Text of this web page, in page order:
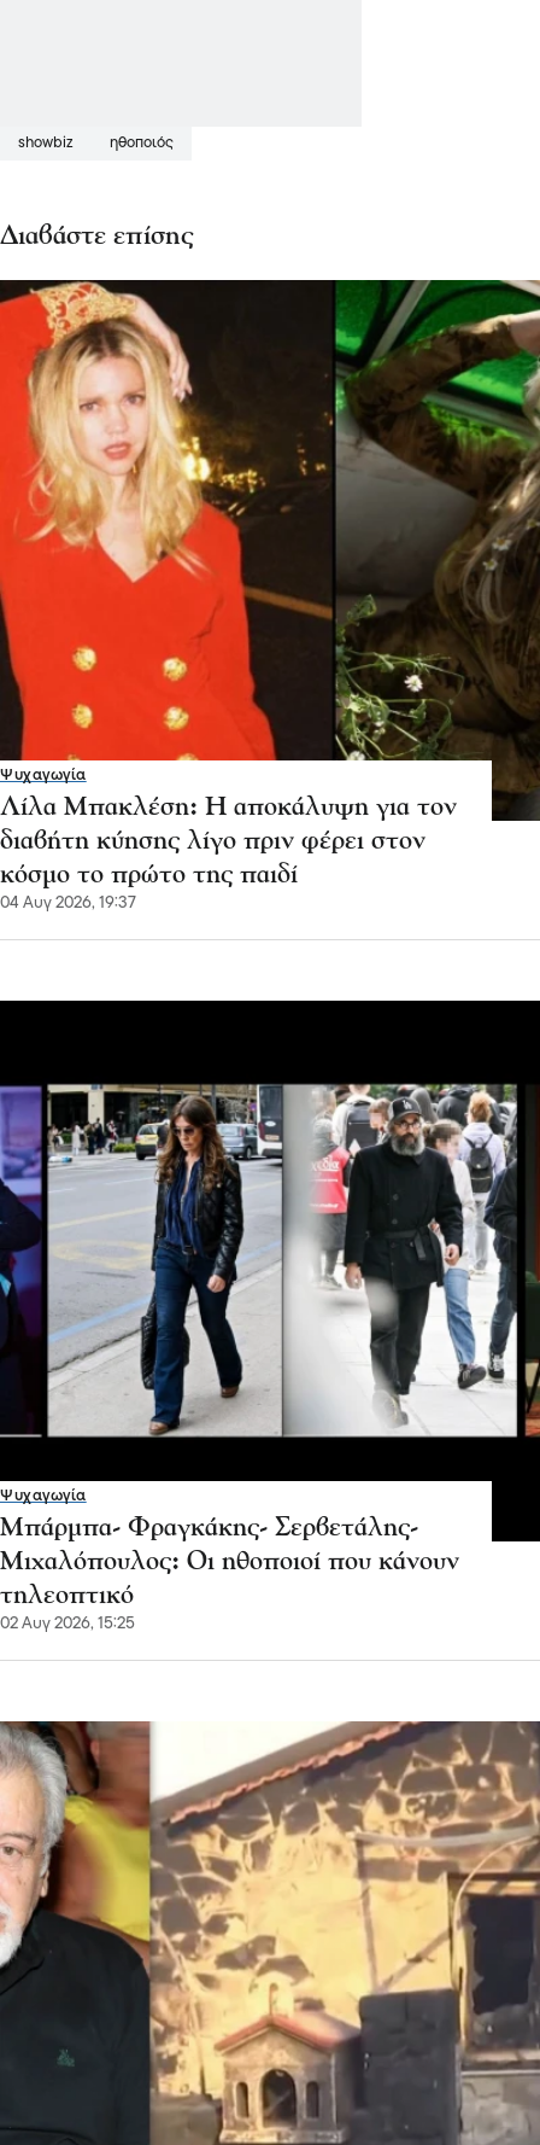
showbiz ηθοποιός
Διαβάστε επίσης
Ψυχαγωγία
Λίλα Μπακλέση: Η αποκάλυψη για τον
διαβήτη κύησης λίγο πριν φέρει στον
κόσμο το πρώτο της παιδί
04 Αυγ 2026, 19:37
Ψυχαγωγία
Μπάρμπα- Φραγκάκης- Σερβετάλης-
Μιχαλόπουλος: Οι ηθοποιοί που κάνουν
τηλεοπτικό
02 Αυγ 2026, 15:25